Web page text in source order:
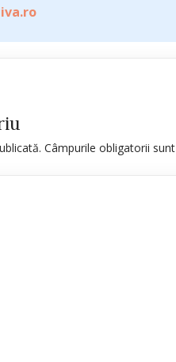
Câmpurile obligatorii